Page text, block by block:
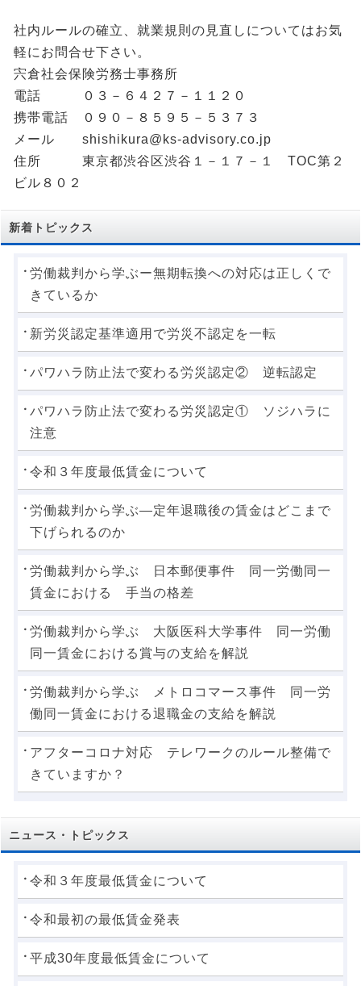
社内ルールの確立、就業規則の見直しについてはお気
軽にお問合せ下さい。
宍倉社会保険労務士事務所
電話 ０３－６４２７－１１２０
携帯電話 ０９０－８５９５－５３７３
メール shishikura@ks-advisory.co.jp
住所 東京都渋谷区渋谷１－１７－１ TOC第２
ビル８０２
新着トピックス
労働裁判から学ぶー無期転換への対応は正しくで
きているか
新労災認定基準適用で労災不認定を一転
パワハラ防止法で変わる労災認定② 逆転認定
パワハラ防止法で変わる労災認定① ソジハラに
注意
令和３年度最低賃金について
労働裁判から学ぶ―定年退職後の賃金はどこまで
下げられるのか
労働裁判から学ぶ 日本郵便事件 同一労働同一
賃金における 手当の格差
労働裁判から学ぶ 大阪医科大学事件 同一労働
同一賃金における賞与の支給を解説
労働裁判から学ぶ メトロコマース事件 同一労
働同一賃金における退職金の支給を解説
アフターコロナ対応 テレワークのルール整備で
きていますか？
ニュース・トピックス
令和３年度最低賃金について
令和最初の最低賃金発表
平成30年度最低賃金について